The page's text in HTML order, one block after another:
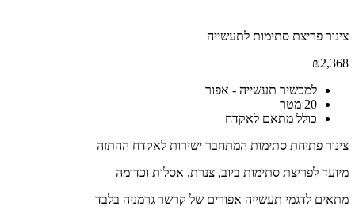
צינור פריצת סתימות לתעשייה
₪2,368
למכשיר תעשייה - אפור
20 מטר
כולל מתאם לאקדח
צינור פתיחת סתימות המתחבר ישירות לאקדח ההתזה
מיועד לפריצת סתימות ביוב, צנרת, אסלות וכדומה
מתאים לדגמי תעשייה אפורים של קרשר גרמניה בלבד